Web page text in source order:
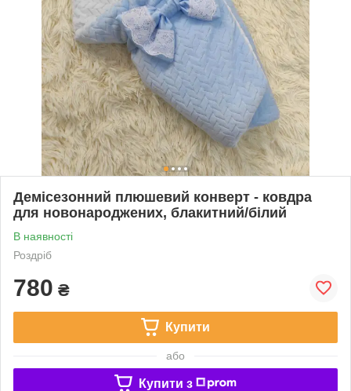
Демісезонний плюшевий конверт - ковдра
для новонароджених, блакитний/білий
В наявності
Роздріб
780 ₴
Купити
або
Купити з